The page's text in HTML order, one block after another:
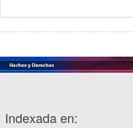
Indexada en: